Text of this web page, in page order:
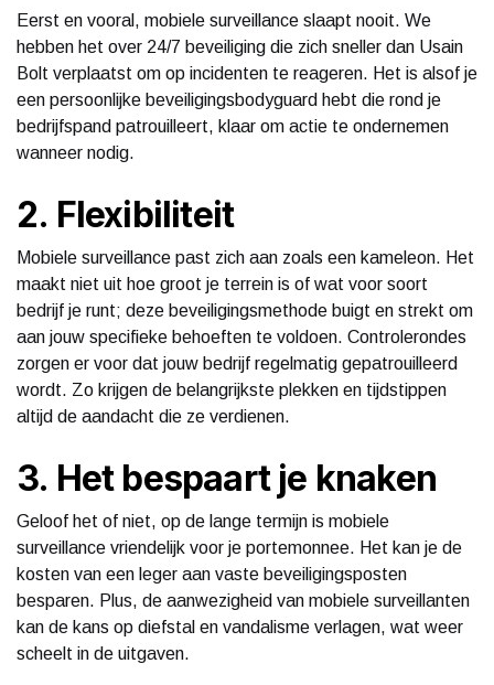
Eerst en vooral, mobiele surveillance slaapt nooit. We
hebben het over 24/7 beveiliging die zich sneller dan Usain
Bolt verplaatst om op incidenten te reageren. Het is alsof je
een persoonlijke beveiligingsbodyguard hebt die rond je
bedrijfspand patrouilleert, klaar om actie te ondernemen
wanneer nodig.
2. Flexibiliteit
Mobiele surveillance past zich aan zoals een kameleon. Het
maakt niet uit hoe groot je terrein is of wat voor soort
bedrijf je runt; deze beveiligingsmethode buigt en strekt om
aan jouw specifieke behoeften te voldoen. Controlerondes
zorgen er voor dat jouw bedrijf regelmatig gepatrouilleerd
wordt. Zo krijgen de belangrijkste plekken en tijdstippen
altijd de aandacht die ze verdienen.
3. Het bespaart je knaken
Geloof het of niet, op de lange termijn is mobiele
surveillance vriendelijk voor je portemonnee. Het kan je de
kosten van een leger aan vaste beveiligingsposten
besparen. Plus, de aanwezigheid van mobiele surveillanten
kan de kans op diefstal en vandalisme verlagen, wat weer
scheelt in de uitgaven.